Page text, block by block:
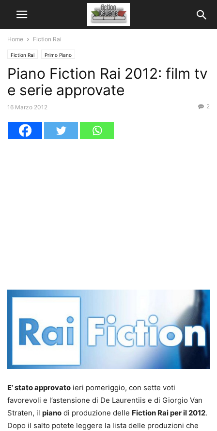
Home Fiction Rai
Fiction Rai Primo Piano
Piano Fiction Rai 2012: film tv
e serie approvate
16 Marzo 2012 2
E’ stato approvato ieri pomeriggio, con sette voti
favorevoli e l’astensione di De Laurentiis e di Giorgio Van
Straten, il piano di produzione delle Fiction Rai per il 2012.
Dopo il salto potete leggere la lista delle produzioni che